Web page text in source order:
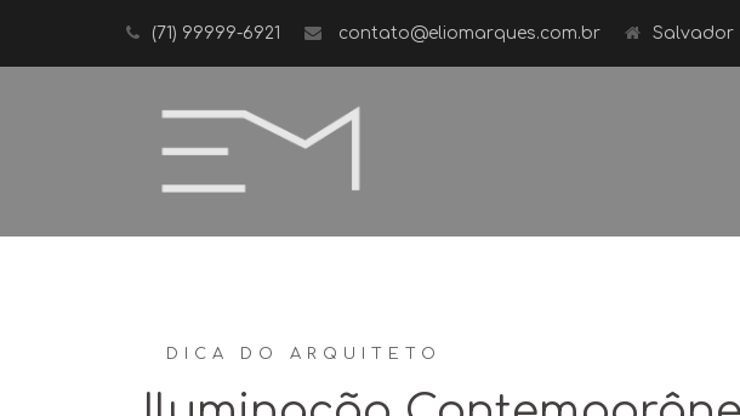
(71) 99999-6921 contato@eliomarques.com.br Salvador
DICA DO ARQUITETO